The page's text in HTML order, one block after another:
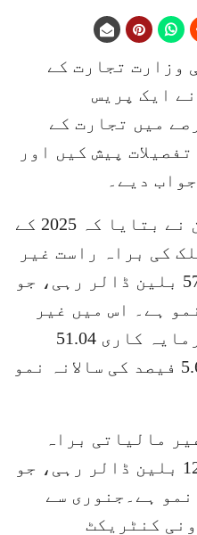
وزارت تجارت کے
ایک پریس
میں تجارت کے
پیش کیں اور
دیے۔
جمعرات کے روز ترجمان نے بتایا کہ 2025 کے
کی براہ راست غیر
ملکی سرمایہ کاری 57.54 بلین ڈالر رہی، جو
نمو ہے۔ اس میں غیر
مالیاتی براہ راست سرمایہ کاری 51.04
بلین ڈالر ہے، جو کہ 5.6 فیصد کی سالانہ نمو
مالیاتی براہ
راست سرمایہ کاری 12.78 بلین ڈالر رہی، جو
نمو ہے۔جنوری سے
کنٹریکٹ